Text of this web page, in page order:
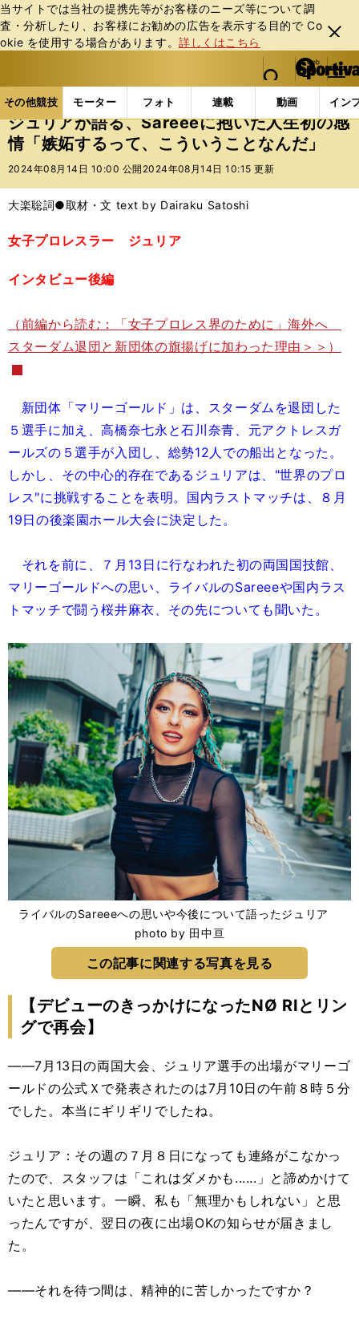
当サイトでは当社の提携先等がお客様のニーズ等について調
査・分析したり、お客様にお勧めの広告を表⽰する⽬的で Co
okie を使⽤する場合があります。詳しくはこちら
閉じ
る
web Sportiva (webスポルティーバ)
検索
マイペ
ー
ジ
メニュ
その他競技 モーター フォト 連載 動画 イン
ス
ポ
ル
バ
その他競技の記事一覧 格闘技 プロレス ジュリ
ジュリアが語る、Sareeeに抱いた人生初の感
情「嫉妬するって、こういうことなんだ」
2024年08月14日 10:00 公開 2024年08月14日 10:15 更新
大楽聡詞●取材・文 text by Dairaku Satoshi
女子プロレスラー ジュリア
インタビュー後編
（前編から読む：「女子プロレス界のために」海外へ
スターダム退団と新団体の旗揚げに加わった理由＞＞）
新団体「マリーゴールド」は、スターダムを退団した
５選手に加え、高橋奈七永と石川奈青、元アクトレスガ
ールズの５選手が入団し、総勢12人での船出となった。
しかし、その中心的存在であるジュリアは、"世界のプロ
レス"に挑戦することを表明。国内ラストマッチは、８月
19日の後楽園ホール大会に決定した。
それを前に、７月13日に行なわれた初の両国国技館、
マリーゴールドへの思い、ライバルのSareeeや国内ラス
トマッチで闘う桜井麻衣、その先についても聞いた。
ライバルのSareeeへの思いや今後について語ったジュリア
photo by 田中亘
この記事に関連する写真を見る
【デビューのきっかけになったNØ RIとリン
グで再会】
――7月13日の両国大会、ジュリア選手の出場がマリーゴ
ールドの公式Ｘで発表されたのは7月10日の午前８時５分
でした。本当にギリギリでしたね。
ジュリア：その週の７月８日になっても連絡がこなかっ
たので、スタッフは「これはダメかも......」と諦めかけて
いたと思います。一瞬、私も「無理かもしれない」と思
ったんですが、翌日の夜に出場OKの知らせが届きまし
た。
――それを待つ間は、精神的に苦しかったですか？